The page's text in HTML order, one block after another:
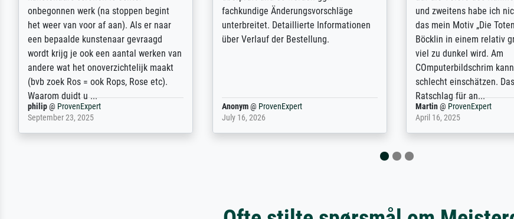
eine Überraschung für die normannische
Ehefrau sein zum Hochzeits- gleichzeitig
auch Geburtstag sein) doch nach zu
Hause zugestellt wurde.
Jürgen@ProvenExpert
April 22, 2026
the item itself exceeds expectations. I
am based in the UK and found the site
searching for a specific print - I am very
SJL@ProvenExpert
December 2, 2025
results for the prints
client. The company has
repertoire of prints to
will provide excellent
regards to prints which
repertoire. Highly
Anonym@ProvenExpert
April 22, 2026